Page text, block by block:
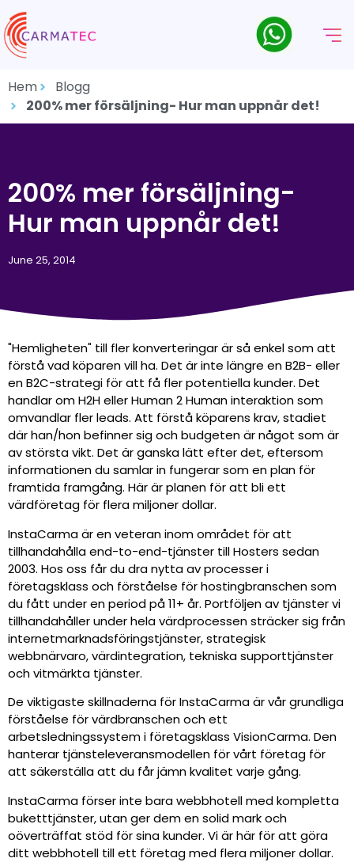
Hem
Blogg
200% mer försäljning- Hur man uppnår det!
200% mer försäljning-
Hur man uppnår det!
June 25, 2014
"Hemligheten" till fler konverteringar är så enkel som att
förstå vad köparen vill ha. Det är inte längre en B2B- eller
en B2C-strategi för att få fler potentiella kunder. Det
handlar om H2H eller Human 2 Human interaktion som
omvandlar fler leads. Att förstå köparens krav, stadiet
där han/hon befinner sig och budgeten är något som är
av största vikt. Det är ganska lätt efter det, eftersom
informationen du samlar in fungerar som en plan för
framtida framgång. Här är planen för att bli ett
värdföretag för flera miljoner dollar.
InstaCarma är en veteran inom området för att
tillhandahålla end-to-end-tjänster till Hosters sedan
2003. Hos oss får du dra nytta av processer i
företagsklass och förståelse för hostingbranschen som
du fått under en period på 11+ år. Portföljen av tjänster vi
tillhandahåller under hela värdprocessen sträcker sig från
internetmarknadsföringstjänster, strategisk
webbnärvaro, värdintegration, tekniska supporttjänster
och vitmärkta tjänster.
De viktigaste skillnaderna för InstaCarma är vår grundliga
förståelse för värdbranschen och ett
arbetsledningssystem i företagsklass VisionCarma. Den
hanterar tjänsteleveransmodellen för vårt företag för
att säkerställa att du får jämn kvalitet varje gång.
InstaCarma förser inte bara webbhotell med kompletta
buketttjänster, utan ger dem en solid mark och
oöverträffat stöd för sina kunder. Vi är här för att göra
ditt webbhotell till ett företag med flera miljoner dollar.